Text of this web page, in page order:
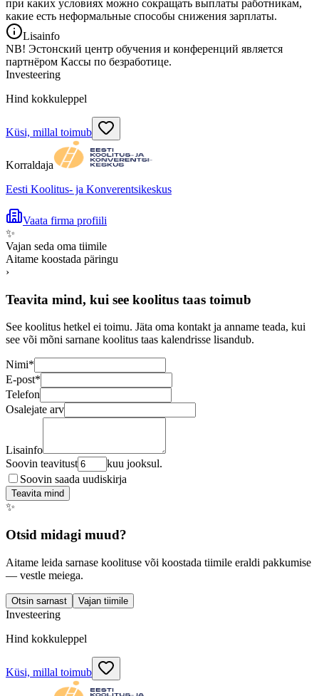
при каких условиях можно сокращать выплаты работникам,
какие есть неформальные способы снижения зарплаты.
Lisainfo
NB! Эстонский центр обучения и конференций является
партнёром Кассы по безработице.
Investeering
Hind kokkuleppel
Küsi, millal toimub
Korraldaja
Eesti Koolitus- ja Konverentsikeskus
Vaata firma profiili
✨
Vajan seda oma tiimile
Aitame koostada päringu
›
Teavita mind, kui see koolitus taas toimub
See koolitus hetkel ei toimu. Jäta oma kontakt ja anname teada, kui
see või mõni sarnane koolitus taas kalendrisse lisandub.
Nimi*
E-post*
Telefon
Osalejate arv
Lisainfo
Soovin teavitust
kuu jooksul.
Soovin saada uudiskirja
Teavita mind
✨
Otsid midagi muud?
Aitame leida sarnase koolituse või koostada tiimile eraldi pakkumise
— vestle meiega.
Otsin sarnast Vajan tiimile
Investeering
Hind kokkuleppel
Küsi, millal toimub